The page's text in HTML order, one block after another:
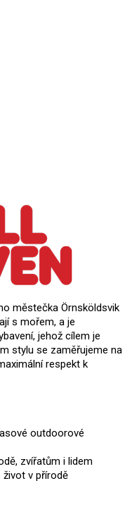
městečka Örnsköldsvik
s mořem, a je
jehož cílem je
stylu se zaměřujeme na
respekt k
outdoorové
zvířatům i lidem
život v přírodě